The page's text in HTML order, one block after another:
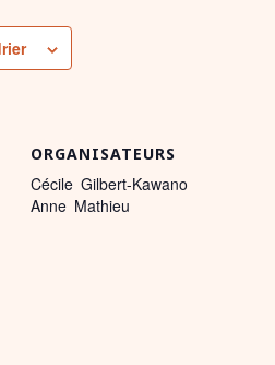
ORGANISATEURS
Cécile Gilbert-Kawano
Anne Mathieu